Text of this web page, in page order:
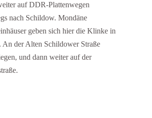
auf DDR-Plattenwegen
nach Schildow. Mondäne
geben sich hier die Klinke in
An der Alten Schildower Straße
und dann weiter auf der